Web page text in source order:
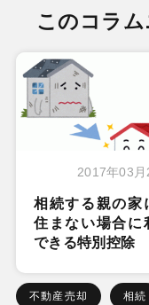
このコラ
2017年03月
相続する親の家
住まない場合に
できる特別控除
不動産売却 相続